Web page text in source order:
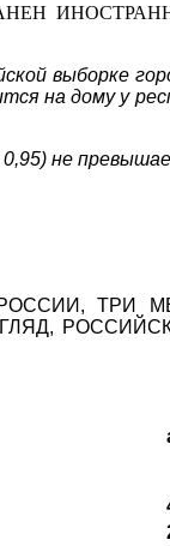
выборке
на дому у
не
ТРИ